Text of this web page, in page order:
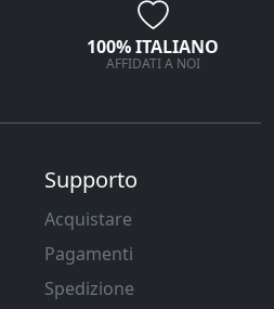
100% ITALIANO
AFFIDATI A NOI
Supporto
Acquistare
Pagamenti
Spedizione